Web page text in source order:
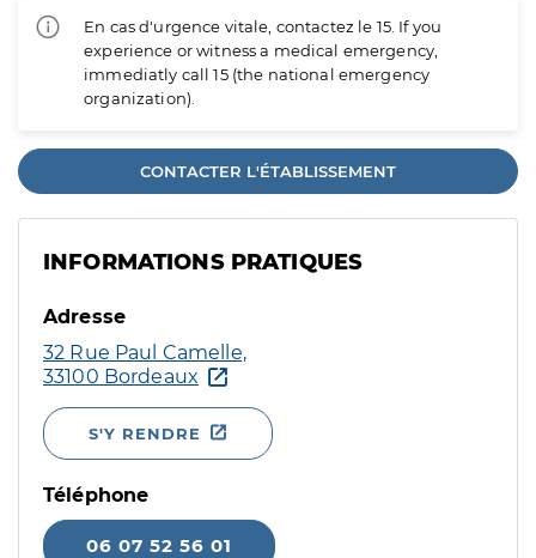
En cas d'urgence vitale, contactez le 15. If you
experience or witness a medical emergency,
immediatly call 15 (the national emergency
organization).
CONTACTER L'ÉTABLISSEMENT
INFORMATIONS PRATIQUES
Adresse
32 Rue Paul Camelle,
33100 Bordeaux
S'Y RENDRE
Téléphone
06 07 52 56 01